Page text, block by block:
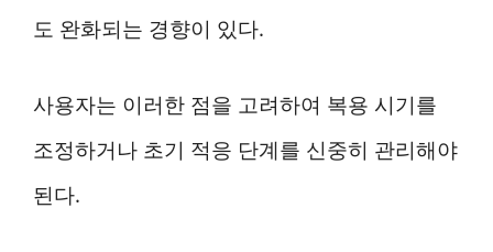
도 완화되는 경향이 있다.
사용자는 이러한 점을 고려하여 복용 시기를
조정하거나 초기 적응 단계를 신중히 관리해야
된다.